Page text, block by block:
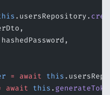
.usersRepository.
= await this
await this .